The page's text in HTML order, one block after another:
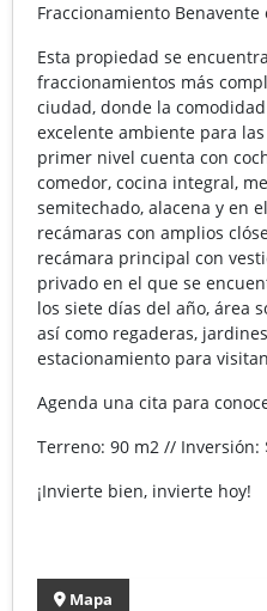
Fraccionamiento
Esta propiedad se
fraccionamientos más
ciudad, donde la
excelente ambiente para
primer nivel cuenta con
comedor, cocina integral,
semitechado, alacena y en
recámaras con amplios
recámara principal con
privado en el que se
los siete días del año, área
así como regaderas,
estacionamiento para
Agenda una cita para
Terreno: 90 m2 // Inversión:
¡Invierte bien, invierte hoy!
Mapa